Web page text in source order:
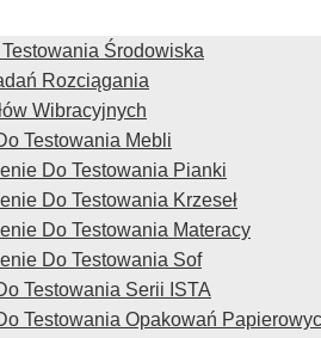
Środowiska
Rozciągania
Wibracyjnych
Testowania Mebli
Do Testowania Pianki
Do Testowania Krzeseł
Do Testowania Materacy
Do Testowania Sof
Testowania Serii ISTA
Testowania Opakowań